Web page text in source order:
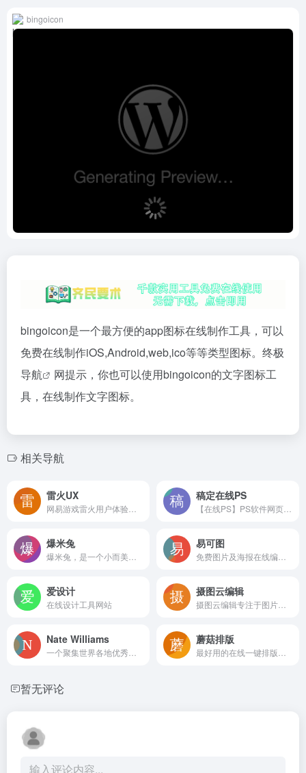
bingoicon
bingoicon是一个最方便的app图标在线制作工具，可以
免费在线制作iOS,Android,web,ico等等类型图标。终极
导航
网提示，你也可以使用bingoicon的文字图标工
具，在线制作文字图标。
相关导航
雷火UX 稿定在线PS
爆米兔 易可图
爱设计
在线设计工具网站
摄图云编辑
Nate Williams 蘑菇排版
暂无评论